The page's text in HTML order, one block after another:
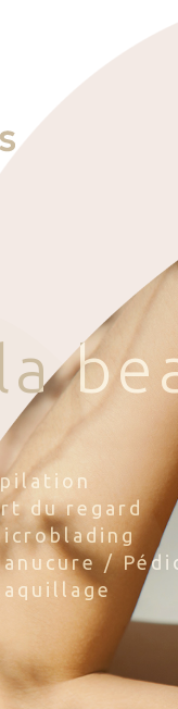
la be
du regard
/